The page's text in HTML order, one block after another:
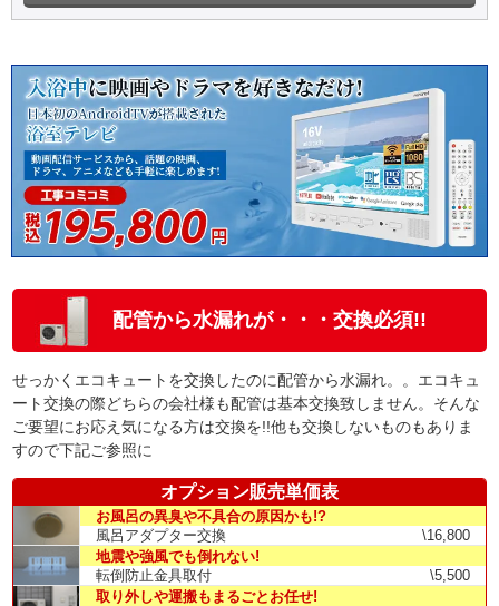
配管から水漏れが・・・交換必須!!
せっかくエコキュートを交換したのに配管から水漏れ。。エコキュ
ート交換の際どちらの会社様も配管は基本交換致しません。そんな
ご要望にお応え気になる方は交換を!!他も交換しないものもありま
すので下記ご参照に
オプション販売単価表
お風呂の異臭や不具合の原因かも!?
風呂アダプター交換
\16,800
地震や強風でも倒れない!
転倒防止金具取付
\5,500
取り外しや運搬もまるごとお任せ!